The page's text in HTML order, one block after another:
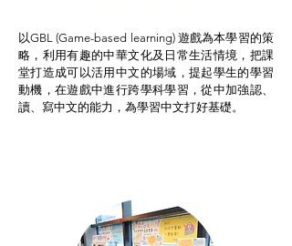
以GBL (Game-based learning) 遊戲為本學習的策
略，利用有趣的中華文化及日常生活情境，把課
堂打造成可以活用中文的場域，提起學生的學習
動機，在遊戲中進行跨學科學習，從中加強認、
讀、寫中文的能力，為學習中文打好基礎。